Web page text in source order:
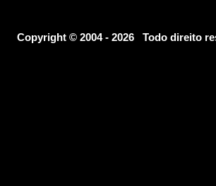
Copyright © 2004 - 2026 Todo direito